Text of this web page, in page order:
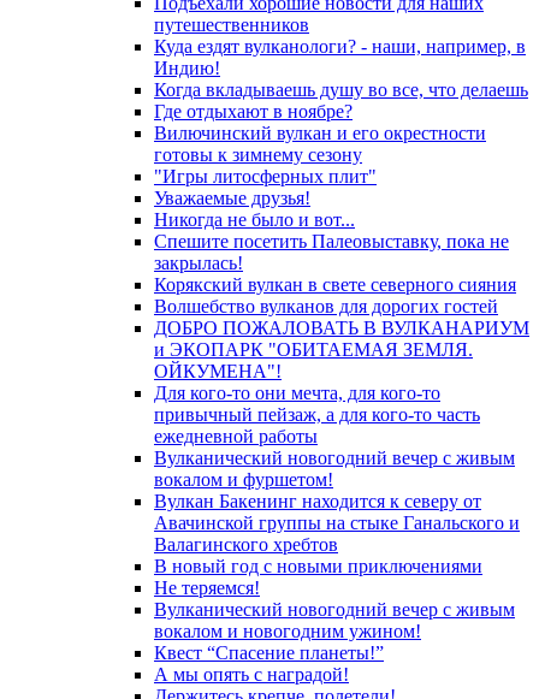
путешественников
Куда ездят вулканологи? - наши, например, в
Индию!
Когда вкладываешь душу во все, что делаешь
Где отдыхают в ноябре?
Вилючинский вулкан и его окрестности
готовы к зимнему сезону
"Игры литосферных плит"
Уважаемые друзья!
Никогда не было и вот...
Спешите посетить Палеовыставку, пока не
закрылась!
Корякский вулкан в свете северного сияния
Волшебство вулканов для дорогих гостей
ДОБРО ПОЖАЛОВАТЬ В ВУЛКАНАРИУМ
и ЭКОПАРК "ОБИТАЕМАЯ ЗЕМЛЯ.
ОЙКУМЕНА"!
Для кого-то они мечта, для кого-то
привычный пейзаж, а для кого-то часть
ежедневной работы
Вулканический новогодний вечер с живым
вокалом и фуршетом!
Вулкан Бакенинг находится к северу от
Авачинской группы на стыке Ганальского и
Валагинского хребтов
В новый год с новыми приключениями
Не теряемся!
Вулканический новогодний вечер с живым
вокалом и новогодним ужином!
Квест “Спасение планеты!”
А мы опять с наградой!